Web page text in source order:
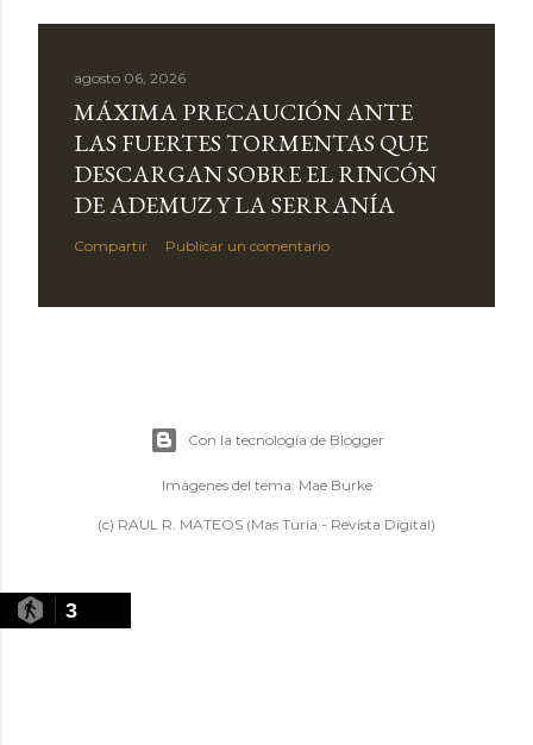
agosto 06, 2026
MÁXIMA PRECAUCIÓN ANTE
LAS FUERTES TORMENTAS QUE
DESCARGAN SOBRE EL RINCÓN
DE ADEMUZ Y LA SERRANÍA
Compartir Publicar un comentario
Con la tecnología de Blogger
Imágenes del tema: Mae Burke
(c) RAUL R. MATEOS (Mas Turia - Revista Digital)
3